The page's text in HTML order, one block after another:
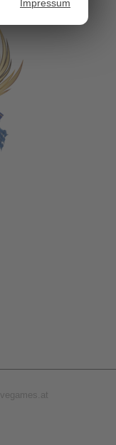
Impressum